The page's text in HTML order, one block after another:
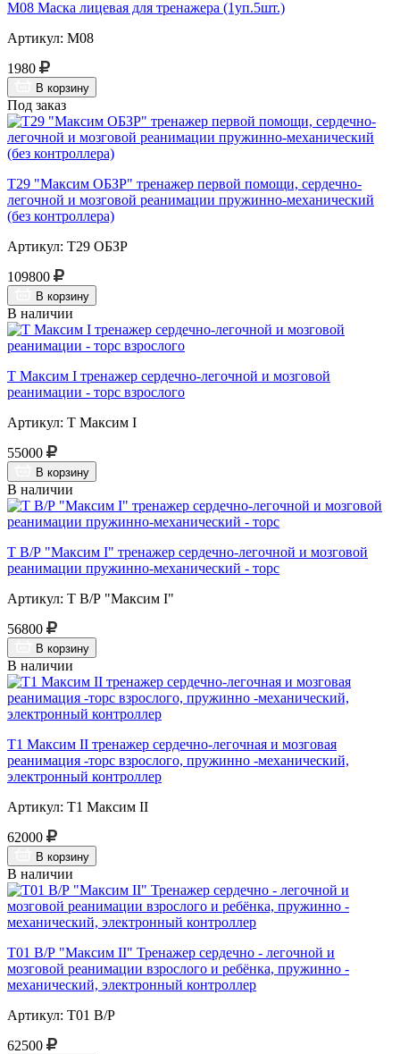
М08 Маска лицевая для тренажера (1уп.5шт.)
Артикул: М08
1980
В корзину
Под заказ
Т29 "Максим ОБЗР" тренажер первой помощи, сердечно-
легочной и мозговой реанимации пружинно-механический
(без контроллера)
Артикул: Т29 ОБЗР
109800
В корзину
В наличии
Т Максим I тренажер сердечно-легочной и мозговой
реанимации - торс взрослого
Артикул: Т Максим I
55000
В корзину
В наличии
Т В/Р "Максим I" тренажер сердечно-легочной и мозговой
реанимации пружинно-механический - торс
Артикул: Т В/Р "Максим I"
56800
В корзину
В наличии
Т1 Максим II тренажер сердечно-легочная и мозговая
реанимация -торс взрослого, пружинно -механический,
электронный контроллер
Артикул: Т1 Максим II
62000
В корзину
В наличии
Т01 В/Р "Максим II" Тренажер сердечно - легочной и
мозговой реанимации взрослого и ребёнка, пружинно -
механический, электронный контроллер
Артикул: Т01 В/Р
62500